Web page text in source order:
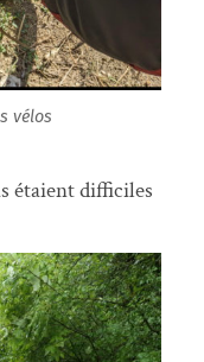
vélos
étaient difficiles